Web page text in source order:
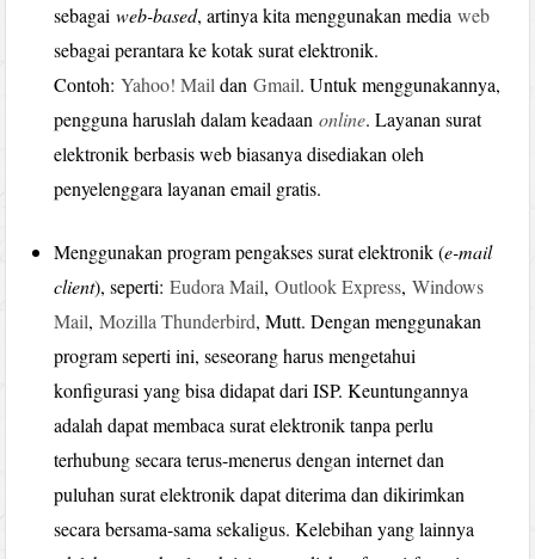
sebagaiweb-based, artinya kita menggunakan mediaweb
sebagai perantara ke kotak surat elektronik.
Contoh:Yahoo! Mail danGmail. Untuk menggunakannya,
pengguna haruslah dalam keadaanonline. Layanan surat
elektronik berbasis web biasanya disediakan oleh
penyelenggara layanan email gratis.
Menggunakan program pengakses surat elektronik (e-mail
client), seperti:Eudora Mail,Outlook Express,Windows
Mail,Mozilla Thunderbird, Mutt. Dengan menggunakan
program seperti ini, seseorang harus mengetahui
konfigurasi yang bisa didapat dari ISP. Keuntungannya
adalah dapat membaca surat elektronik tanpa perlu
terhubung secara terus-menerus dengan internet dan
puluhan surat elektronik dapat diterima dan dikirimkan
secara bersama-sama sekaligus. Kelebihan yang lainnya